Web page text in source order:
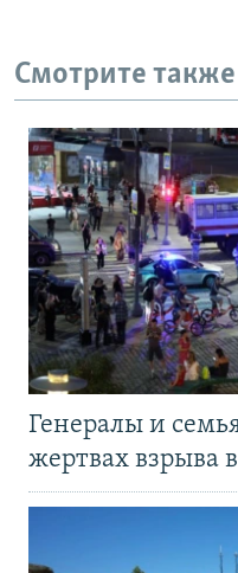
Смотрите также
Генералы и
жертвах взрыва